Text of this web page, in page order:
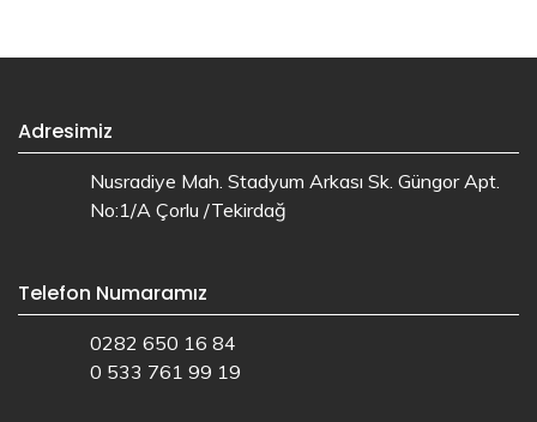
Adresimiz
Nusradiye Mah. Stadyum Arkası Sk. Güngor Apt.
No:1/A Çorlu /Tekirdağ
Telefon Numaramız
0282 650 16 84
0 533 761 99 19